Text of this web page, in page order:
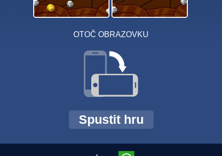
OTOČ OBRAZOVKU
Spustit hru